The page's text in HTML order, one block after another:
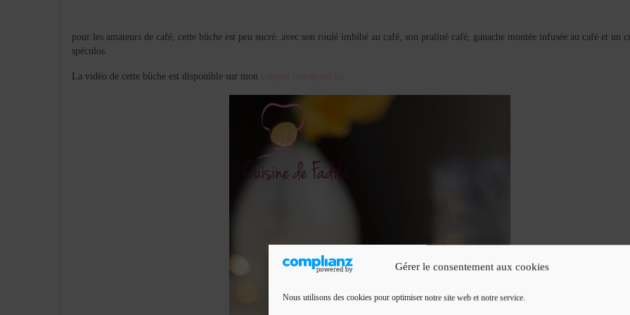
Gérer le consentement aux cookies
Nous utilisons des cookies pour optimiser notre site web et notre service.
pour les amateurs de café, cette bûche est peu sucré. avec son roulé imbibé au café, son praliné café, ganache montée infusée au café et un
spéculos.
La vidéo de cette bûche est disponible sur mon